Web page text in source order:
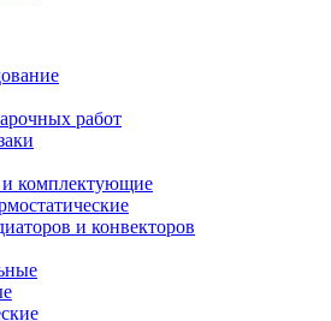
работ
и комплектующие
и конвекторов